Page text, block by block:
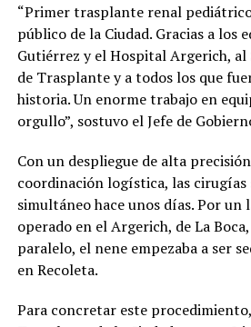
“Primer trasplante renal
público de la Ciudad. Gracias a los
Gutiérrez y el Hospital Argerich,
de Trasplante y a todos los que
historia. Un enorme trabajo en
orgullo”, sostuvo el Jefe de
Con un despliegue de alta
coordinación logística, las cirugías
simultáneo hace unos días. Por un
operado en el Argerich, de La
paralelo, el nene empezaba a ser
en Recoleta.
Para concretar este